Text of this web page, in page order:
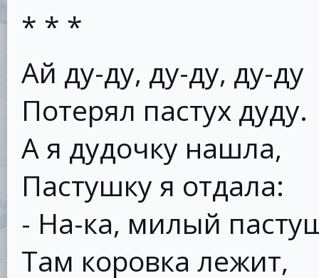
* * *
Ай ду-ду, ду-ду, ду-ду
Потерял пастух дуду.
А я дудочку нашла,
Пастушку я отдала:
- На-ка, милый
Там коровка лежит,